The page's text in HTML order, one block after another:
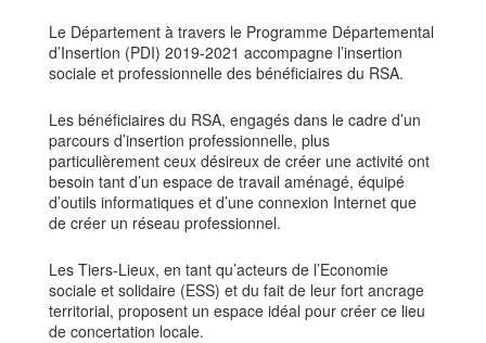
Le Département à travers le Programme Départemental
d’Insertion (PDI) 2019-2021 accompagne l’insertion
sociale et professionnelle des bénéficiaires du RSA.
Les bénéficiaires du RSA, engagés dans le cadre d’un
parcours d’insertion professionnelle, plus
particulièrement ceux désireux de créer une activité ont
besoin tant d’un espace de travail aménagé, équipé
d’outils informatiques et d’une connexion Internet que
de créer un réseau professionnel.
Les Tiers-Lieux, en tant qu’acteurs de l’Economie
sociale et solidaire (ESS) et du fait de leur fort ancrage
territorial, proposent un espace idéal pour créer ce lieu
de concertation locale.